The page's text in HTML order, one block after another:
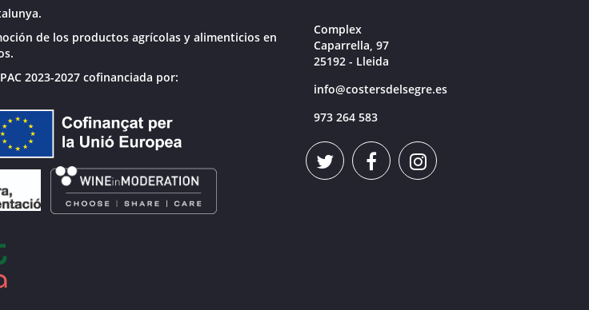
de los productos agrícolas y alimenticios en
2023-2027 cofinanciada por:
Complex
Caparrella, 97
25192 - Lleida
info@costersdelsegre.es
973 264 583